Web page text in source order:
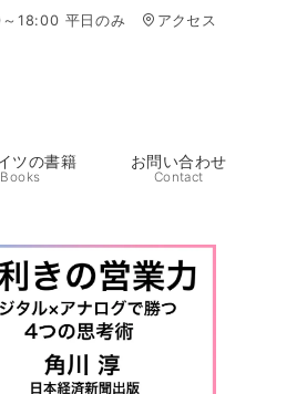
18:00 平日のみ アクセス
ツの書籍
Books
お問い合わせ
Contact